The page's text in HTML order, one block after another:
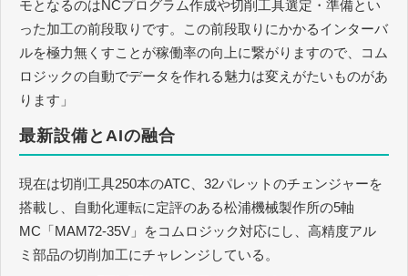
モとなるのはNCプログラム作成や切削工具選定・準備とい
った加工の前段取りです。この前段取りにかかるインターバ
ルを極力無くすことが稼働率の向上に繋がりますので、コム
ロジックの自動でデータを作れる魅力は変えがたいものがあ
ります」
最新設備とAIの融合
現在は切削工具250本のATC、32パレットのチェンジャーを
搭載し、自動化運転に定評のある松浦機械製作所の5軸
MC「MAM72-35V」をコムロジック対応にし、高精度アル
ミ部品の切削加工にチャレンジしている。